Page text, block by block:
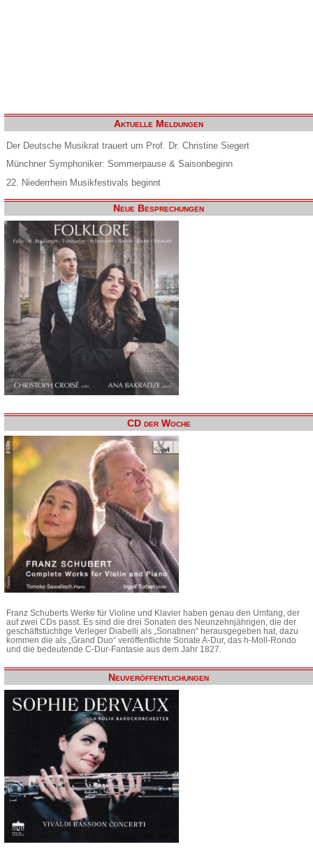
Aktuelle Meldungen
Der Deutsche Musikrat trauert um Prof. Dr. Christine Siegert
Münchner Symphoniker: Sommerpause & Saisonbeginn
22. Niederrhein Musikfestivals beginnt
Neue Besprechungen
CD der Woche
Franz Schuberts Werke für Violine und Klavier haben genau den Umfang, der
auf zwei CDs passt. Es sind die drei Sonaten des Neunzehnjährigen, die der
geschäftstüchtige Verleger Diabelli als „Sonatinen“ herausgegeben hat, dazu
kommen die als „Grand Duo“ veröffentlichte Sonate A-Dur, das h-Moll-Rondo
und die bedeutende C-Dur-Fantasie aus dem Jahr 1827.
Neuveröffentlichungen